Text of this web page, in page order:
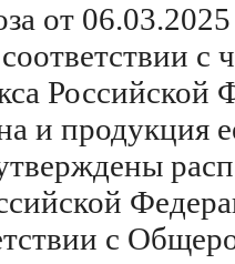
от
с
Российской
и продукция
с